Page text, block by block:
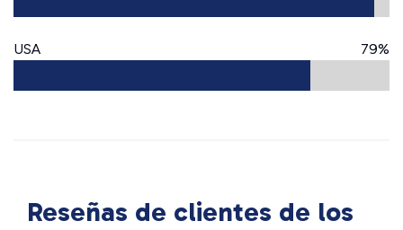
USA 79%
Reseñas de clientes de los